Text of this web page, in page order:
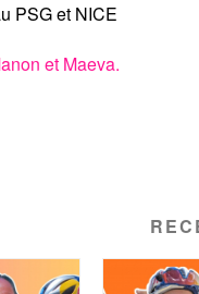
PSG et NICE
et Maeva.